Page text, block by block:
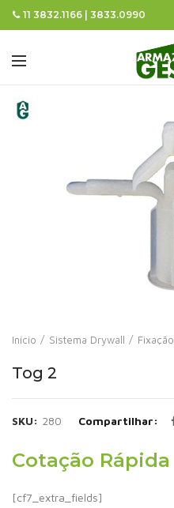
11 3832.1166 | 3833.0990
Início Sistema Drywall Fixação
Tog 2
SKU: 280 Compartilhar
Cotação Rápida
[cf7_extra_fields]